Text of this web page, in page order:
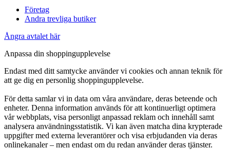
Företag
Andra trevliga butiker
Ångra avtalet här
Anpassa din shoppingupplevelse
Endast med ditt samtycke använder vi cookies och annan teknik för
att ge dig en personlig shoppingupplevelse.
För detta samlar vi in data om våra användare, deras beteende och
enheter. Denna information används för att kontinuerligt optimera
vår webbplats, visa personligt anpassad reklam och innehåll samt
analysera användningsstatistik. Vi kan även matcha dina krypterade
uppgifter med externa leverantörer och visa erbjudanden via deras
onlinekanaler – men endast om du redan använder deras tjänster.